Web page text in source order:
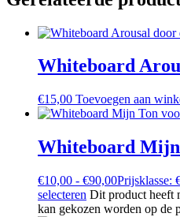
Whiteboard
€15,00 Toevoegen aan
Whiteboard
€10,00 - €90,00Prijsklasse:
selecteren Dit product heeft
kan gekozen worden op de